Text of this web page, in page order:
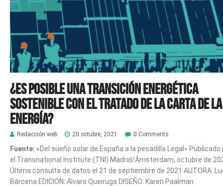
¿Es posible una transición energética
sostenible con el Tratado de la Carta de la
Energía?
Redacción web 20 octubre, 2021 0 Comments
Fuente: «Del sueño solar de España a la pesadilla Legal» Publicado
el Transnational Institute (TNI) Madrid/Ámsterdam, octubre de
Última consulta de datos el 21 de septiembre de 2021 AUTORA:
Bárcena EDICIÓN: Álvaro Queiruga DISEÑO: Karen Paalman